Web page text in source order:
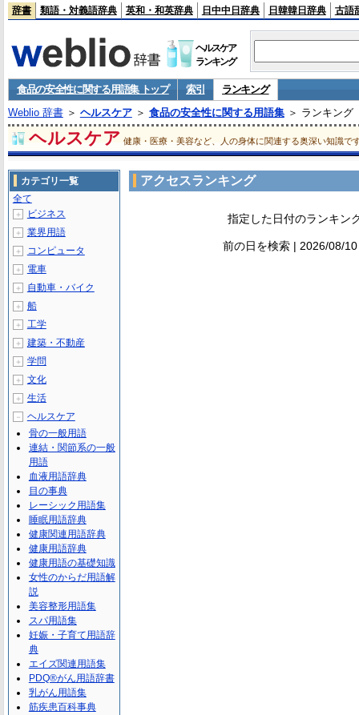
辞書 類語・対義語辞典 英和・和英辞典 日中中日辞典 日韓韓日辞典 古語
ヘルスケア
ランキング
食品の安全性に関する用語集 トップ 索引
ランキング
Weblio 辞書＞ ヘルスケア＞ 食品の安全性に関する用語集＞ ランキング
ヘルスケア 健康・医療・美容など、人の身体に関連する奥深い知識で
アクセスランキング
指定した日付のランキン
前の日を検索 | 2026/08/
カテゴリ一覧
全て
＋ ビジネス
＋ 業界用語
＋ コンピュータ
＋ 電車
＋ 自動車・バイク
＋ 船
＋ 工学
＋ 建築・不動産
＋ 学問
＋ 文化
＋ 生活
－
ヘルスケア
骨の一般用語
連結・関節系の一般
用語
血液用語辞典
目の事典
レーシック用語集
睡眠用語辞典
健康関連用語辞典
健康用語辞典
健康用語の基礎知識
女性のからだ用語解
説
美容整形用語集
スパ用語集
妊娠・子育て用語辞
典
エイズ関連用語集
PDQ®がん用語辞書
乳がん用語集
筋疾患百科事典